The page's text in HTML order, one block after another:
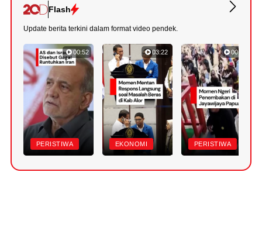
Flash
Update berita terkini dalam format video pendek.
00:52
PERISTIWA
03:22
EKONOMI
00:42
PERISTIWA